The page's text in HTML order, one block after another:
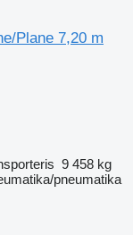
Plane 7,20 m
9 458 kg
pneumatika